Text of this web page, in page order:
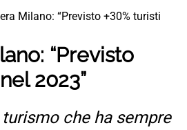
Milano: “Previsto +30% turisti
“Previsto
2023”
turismo che ha sempre